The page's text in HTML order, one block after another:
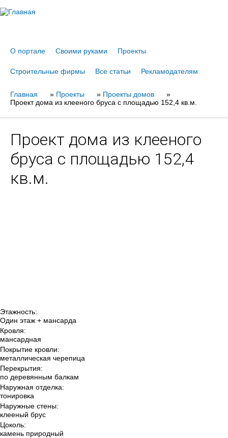
О портале Своими руками Проекты
Строительные фирмы Все статьи Рекламодателям
Вы
Главная » Проекты » Проекты домов
»
Проект дома из клееного бруса с площадью 152,4 кв.м.
Проект дома из клееного
бруса с площадью 152,4
кв.м.
Этажность:
Один этаж + мансарда
Кровля:
мансардная
Покрытие кровли:
металлическая черепица
Перекрытия:
по деревянным балкам
Наружная отделка:
тонировка
Наружные стены:
клееный брус
Цоколь:
камень природный